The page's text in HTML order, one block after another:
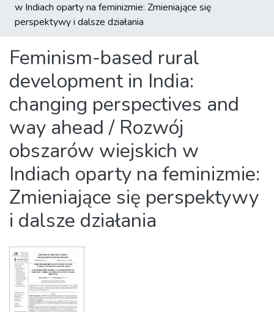
w Indiach oparty na feminizmie: Zmieniające się
perspektywy i dalsze działania
Feminism-based rural
development in India:
changing perspectives and
way ahead / Rozwój
obszarów wiejskich w
Indiach oparty na feminizmie:
Zmieniające się perspektywy
i dalsze działania